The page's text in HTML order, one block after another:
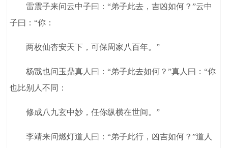
雷震子来问云中子曰：“弟子此去，吉凶如何？”云中
子曰：“你：
两枚仙杏安天下，可保周家八百年。”
杨戬也问玉鼎真人曰：“弟子此去如何？”真人曰：“你
也比别人不同：
修成八九玄中妙，任你纵横在世间。”
李靖来问燃灯道人曰：“弟子此行，凶吉如何？”道人